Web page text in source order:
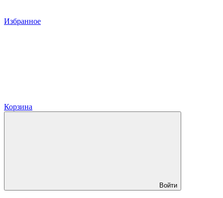
Избранное
Корзина
Войти